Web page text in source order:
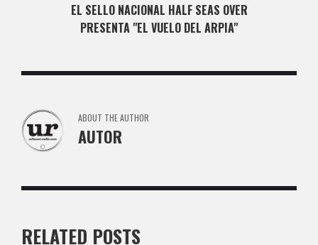
EL SELLO NACIONAL HALF SEAS OVER
PRESENTA "EL VUELO DEL ARPIA"
ABOUT THE AUTHOR
AUTOR
RELATED POSTS